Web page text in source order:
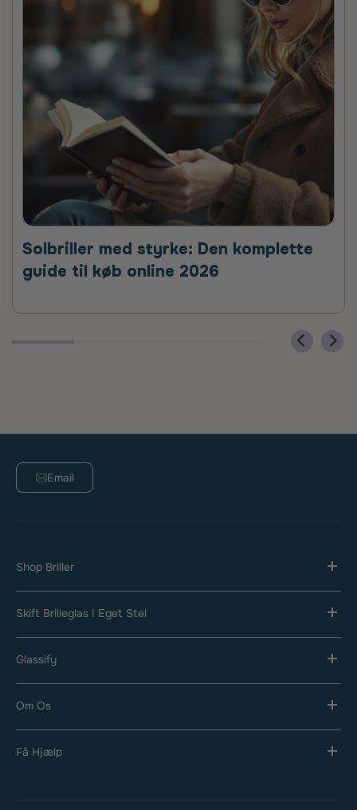
Solbriller med styrke: Den komplette
guide til køb online 2026
Email
Shop Briller
Skift Brilleglas I Eget Stel
Glassify
Om Os
Få Hjælp